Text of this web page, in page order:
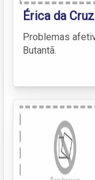
Érica da
Problemas
Butantã.